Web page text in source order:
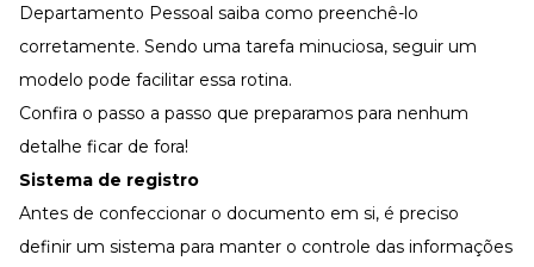
Departamento Pessoal saiba como preenchê-lo
corretamente. Sendo uma tarefa minuciosa, seguir um
modelo pode facilitar essa rotina.
Confira o passo a passo que preparamos para nenhum
detalhe ficar de fora!
Sistema de registro
Antes de confeccionar o documento em si, é preciso
definir um sistema para manter o controle das informações